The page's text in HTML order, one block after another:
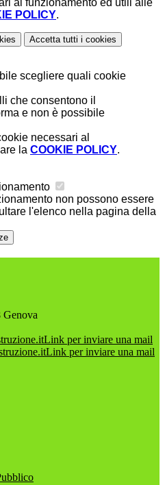
al funzionamento ed utili alle
POLICY.
Accetta tutti i cookies
scegliere quali cookie
che consentono il
e non è possibile
necessari al
la COOKIE POLICY.
non possono essere
l'elenco nella pagina della
Genova
Link per inviare una mail
Link per inviare una mail